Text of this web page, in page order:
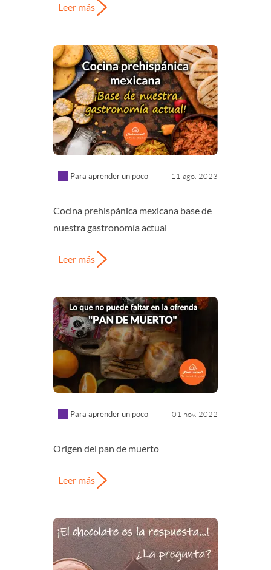
Leer más
Para aprender un poco 11 ago. 2023
Cocina prehispánica mexicana base de
nuestra gastronomía actual
Leer más
Para aprender un poco 01 nov. 2022
Origen del pan de muerto
Leer más